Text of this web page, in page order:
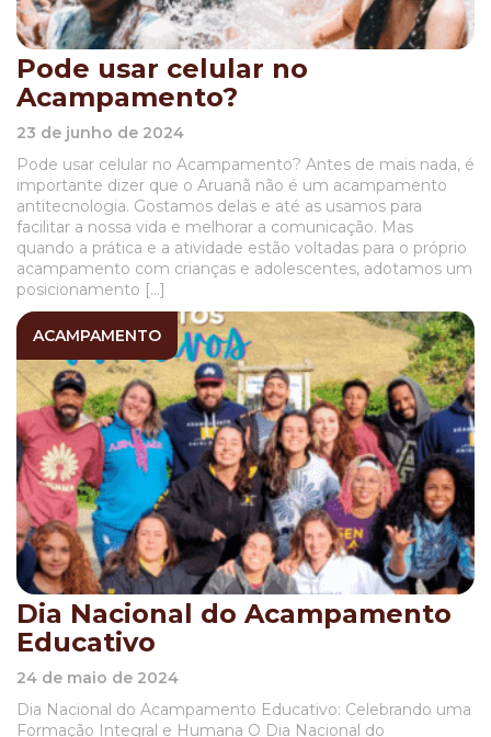
Pode usar celular no
Acampamento?
23 de junho de 2024
Pode usar celular no Acampamento? Antes de mais nada, é
importante dizer que o Aruanã não é um acampamento
antitecnologia. Gostamos delas e até as usamos para
facilitar a nossa vida e melhorar a comunicação. Mas
quando a prática e a atividade estão voltadas para o próprio
acampamento com crianças e adolescentes, adotamos um
posicionamento […]
ACAMPAMENTO
Dia Nacional do Acampamento
Educativo
24 de maio de 2024
Dia Nacional do Acampamento Educativo: Celebrando uma
Formação Integral e Humana O Dia Nacional do